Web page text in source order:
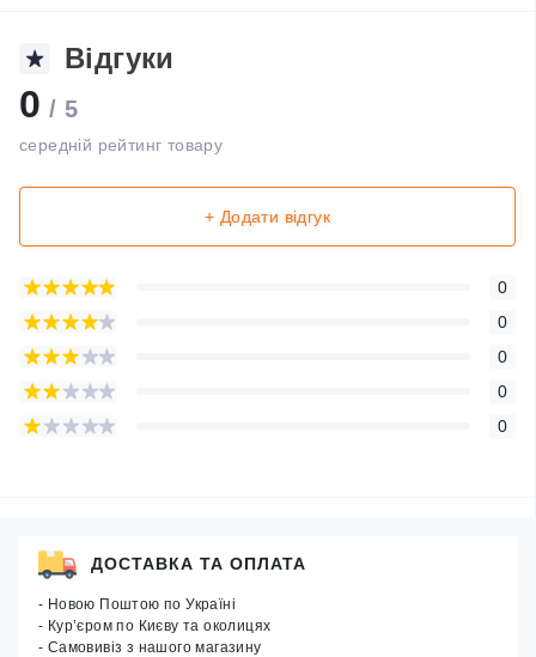
Відгуки
0 / 5
середній рейтинг товару
+ Додати відгук
0
0
0
0
0
ДОСТАВКА ТА ОПЛАТА
- Новою Поштою по Україні
- Кур’єром по Києву та околицях
- Самовивіз з нашого магазину